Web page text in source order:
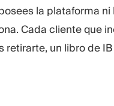
la plataforma
Cada cliente que
retirarte, un libro de